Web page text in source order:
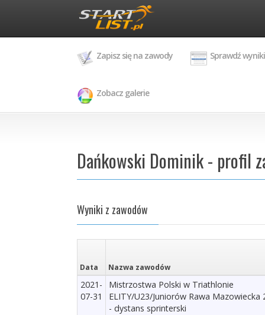
Zapisz się na zawody Sprawdź wyniki
Zobacz galerie
Dańkowski Dominik - profil
Wyniki z zawodów
Data Nazwa zawodów
2021-
07-31
Mistrzostwa Polski w Triathlonie
ELITY/U23/Juniorów Rawa Mazowiecka
- dystans sprinterski